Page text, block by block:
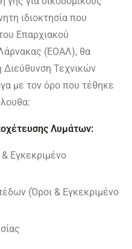
ιδιοκτησία που
Επαρχιακού
(ΕΟΑΛ), θα
Διεύθυνση Τεχνικών
με τον όρο που τέθηκε
Λυμάτων:
Εγκεκριμένο
(Όροι & Εγκεκριμένο